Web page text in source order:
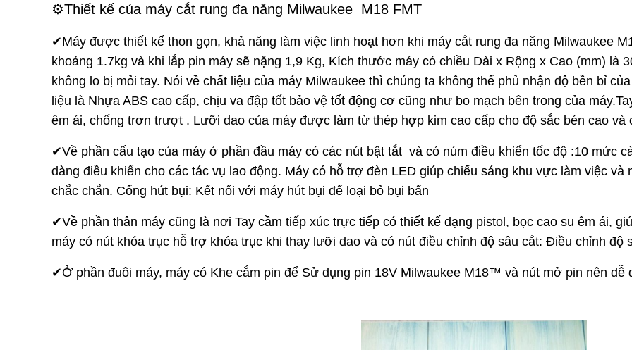
⚙️Thiết kế của máy cắt rung đa năng Milwaukee M18 FMT
✔Máy được thiết kế thon gọn, khả năng làm việc linh hoạt hơn khi máy cắt rung đa năng Milwaukee
khoảng 1.7kg và khi lắp pin máy sẽ nặng 1,9 Kg, Kích thước máy có chiều Dài x Rộng x Cao (mm) là
không lo bị mỏi tay. Nói về chất liệu của máy Milwaukee thì chúng ta không thể phủ nhận độ bền bỉ
liệu là Nhựa ABS cao cấp, chịu va đập tốt bảo vệ tốt động cơ cũng như bo mạch bên trong của
êm ái, chống trơn trượt . Lưỡi dao của máy được làm từ thép hợp kim cao cấp cho độ sắc bén cao và
✔Về phần cấu tạo của máy ở phần đầu máy có các nút bật tắt và có núm điều khiển tốc độ :10 mức
dàng điều khiển cho các tác vụ lao động. Máy có hỗ trợ đèn LED giúp chiếu sáng khu vực làm việc
chắc chắn. Cổng hút bụi: Kết nối với máy hút bụi để loại bỏ bụi bẩn
✔Về phần thân máy cũng là nơi Tay cầm tiếp xúc trực tiếp có thiết kế dạng pistol, bọc cao su êm ái,
máy có nút khóa trục hỗ trợ khóa trục khi thay lưỡi dao và có nút điều chỉnh độ sâu cắt: Điều chỉnh độ
✔Ở phần đuôi máy, máy có Khe cắm pin để Sử dụng pin 18V Milwaukee M18™ và nút mở pin nên dễ